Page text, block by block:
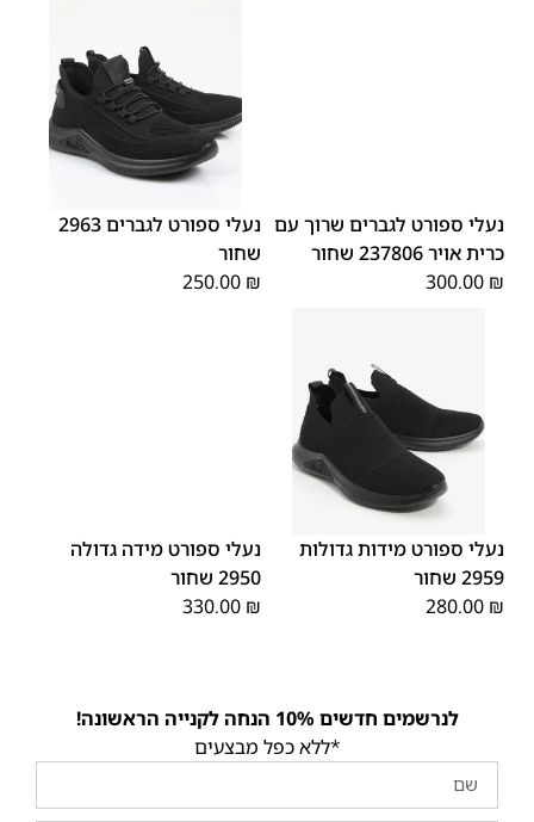
נעלי ספורט לגברים שרוך עם
כרית אויר 237806 שחור
300.00 ₪
40
41
42
43
נעלי ספורט לגברים 2963
שחור
250.00 ₪
נעלי ספורט מידות גדולות
2959 שחור
280.00 ₪
נעלי ספורט מידה גדולה
2950 שחור
330.00 ₪
לנרשמים חדשים 10% הנחה לקנייה הראשונה!
*ללא כפל מבצעים